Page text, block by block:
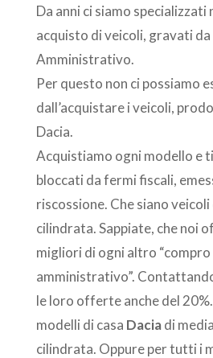
Da anni ci siamo specializzati
acquisto di veicoli, gravati da
Amministrativo.
Per questo non ci possiamo
dall’acquistare i veicoli,
Dacia.
Acquistiamo ogni modello e
bloccati da fermi fiscali,
riscossione. Che siano
cilindrata. Sappiate, che noi
migliori di ogni altro
amministrativo”.
le loro offerte anche del
modelli di casa Daciadi
cilindrata. Oppure per tutti i